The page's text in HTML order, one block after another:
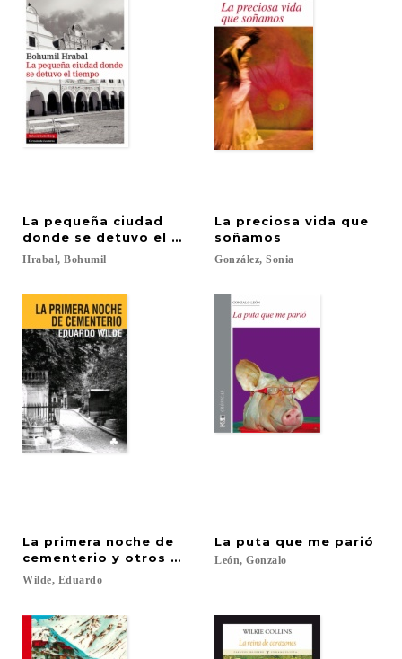
La pequeña ciudad
donde se detuvo el tiempo
Hrabal, Bohumil
La preciosa vida que
soñamos
González, Sonia
La primera noche de
cementerio y otros textos
Wilde, Eduardo
La puta que me parió
León, Gonzalo